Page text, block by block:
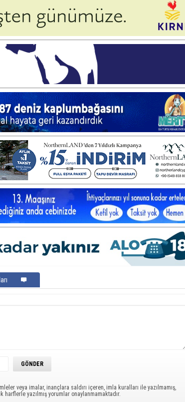
veya imalar, inançlara saldırı içeren, imla kuralları ile yazılmamış,
yazılmış yorumlar onaylanmamaktadır.